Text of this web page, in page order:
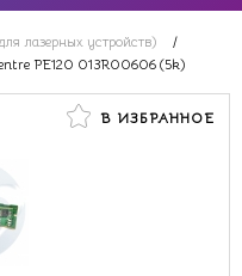
лазерных устройств)
/
PE120 013R00606 (5k)
В ИЗБРАННОЕ